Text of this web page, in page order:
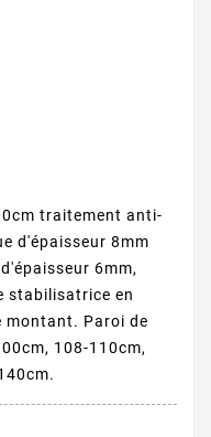
traitement anti-
d'épaisseur 8mm
6mm,
stabilisatrice en
montant. Paroi de
108-110cm,